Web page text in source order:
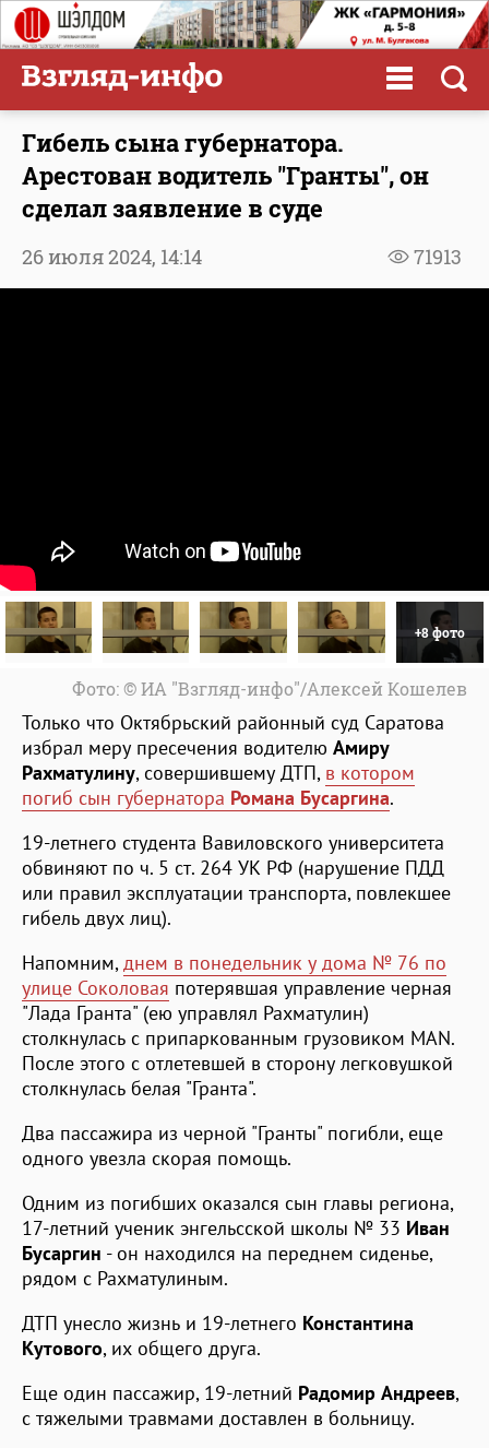
Гибель сына губернатора.
Арестован водитель "Гранты", он
сделал заявление в суде
71913
26 июля 2024, 14:14
+8 фото
Фото: © ИА "Взгляд-инфо"/Алексей Кошелев
Только что Октябрьский районный суд Саратова
избрал меру пресечения водителю Амиру
Рахматулину, совершившему ДТП, в котором
погиб сын губернатора Романа Бусаргина.
19-летнего студента Вавиловского университета
обвиняют по ч. 5 ст. 264 УК РФ (нарушение ПДД
или правил эксплуатации транспорта, повлекшее
гибель двух лиц).
Напомним,днем в понедельник у дома № 76 по
улице Соколовая потерявшая управление черная
"Лада Гранта" (ею управлял Рахматулин)
столкнулась с припаркованным грузовиком MAN.
После этого с отлетевшей в сторону легковушкой
столкнулась белая "Гранта".
Два пассажира из черной "Гранты" погибли, еще
одного увезла скорая помощь.
Одним из погибших оказался сын главы региона,
17-летний ученик энгельсской школы № 33 Иван
Бусаргин - он находился на переднем сиденье,
рядом с Рахматулиным.
ДТП унесло жизнь и 19-летнего Константина
Кутового, их общего друга.
Еще один пассажир, 19-летний Радомир Андреев,
с тяжелыми травмами доставлен в больницу.